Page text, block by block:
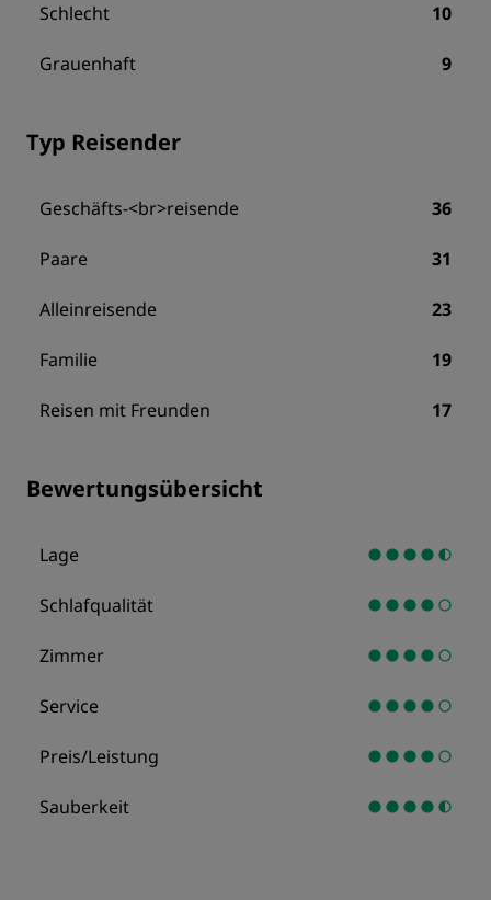
Schlecht 10
Grauenhaft 9
Typ Reisender
Geschäfts-<br>reisende 36
Paare 31
Alleinreisende 23
Familie 19
Reisen mit Freunden 17
Bewertungsübersicht
Lage
Schlafqualität
Zimmer
Service
Preis/Leistung
Sauberkeit